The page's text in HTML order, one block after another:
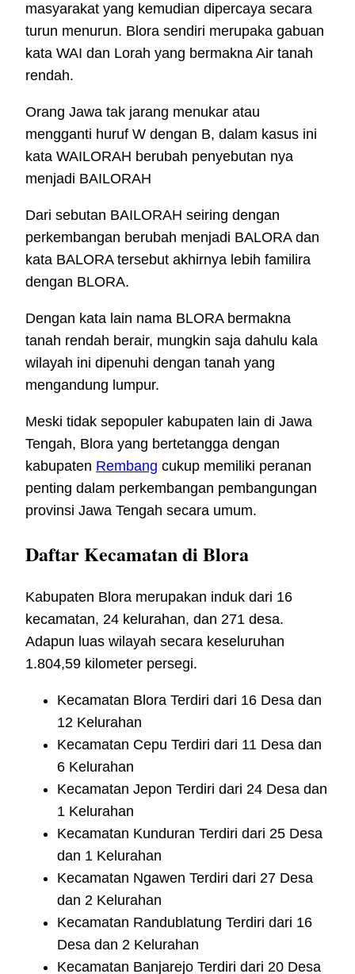
masyarakat yang kemudian dipercaya secara
turun menurun. Blora sendiri merupaka gabuan
kata WAI dan Lorah yang bermakna Air tanah
rendah.
Orang Jawa tak jarang menukar atau
mengganti huruf W dengan B, dalam kasus ini
kata WAILORAH berubah penyebutan nya
menjadi BAILORAH
Dari sebutan BAILORAH seiring dengan
perkembangan berubah menjadi BALORA dan
kata BALORA tersebut akhirnya lebih familira
dengan BLORA.
Dengan kata lain nama BLORA bermakna
tanah rendah berair, mungkin saja dahulu kala
wilayah ini dipenuhi dengan tanah yang
mengandung lumpur.
Meski tidak sepopuler kabupaten lain di Jawa
Tengah, Blora yang bertetangga dengan
kabupaten Rembang cukup memiliki peranan
penting dalam perkembangan pembangungan
provinsi Jawa Tengah secara umum.
Daftar Kecamatan di Blora
Kabupaten Blora merupakan induk dari 16
kecamatan, 24 kelurahan, dan 271 desa.
Adapun luas wilayah secara keseluruhan
1.804,59 kilometer persegi.
Kecamatan Blora Terdiri dari 16 Desa dan
12 Kelurahan
Kecamatan Cepu Terdiri dari 11 Desa dan
6 Kelurahan
Kecamatan Jepon Terdiri dari 24 Desa dan
1 Kelurahan
Kecamatan Kunduran Terdiri dari 25 Desa
dan 1 Kelurahan
Kecamatan Ngawen Terdiri dari 27 Desa
dan 2 Kelurahan
Kecamatan Randublatung Terdiri dari 16
Desa dan 2 Kelurahan
Kecamatan Banjarejo Terdiri dari 20 Desa